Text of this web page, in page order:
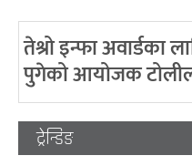
तेश्रो इन्फा अवार्डका
पुगेको आयोजक
ट्रेन्डिङ